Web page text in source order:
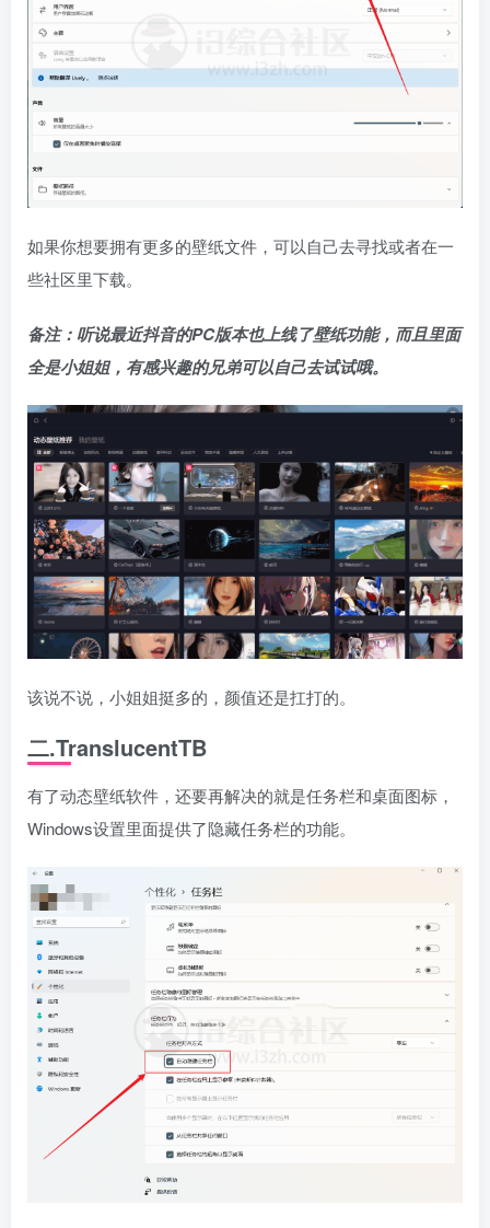
如果你想要拥有更多的壁纸文件，可以自己去寻找或者在一
些社区里下载。
备注：听说最近抖音的PC版本也上线了壁纸功能，而且里面
全是小姐姐，有感兴趣的兄弟可以自己去试试哦。
该说不说，小姐姐挺多的，颜值还是扛打的。
二.TranslucentTB
有了动态壁纸软件，还要再解决的就是任务栏和桌面图标，
Windows设置里面提供了隐藏任务栏的功能。